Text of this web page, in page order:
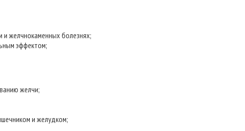
и желчнокаменных болезнях;
эффектом;
желчи;
и желудком;